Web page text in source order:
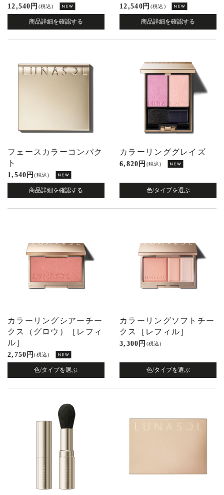
(税込)
12,540 円
商品詳細を確認する
(税込)
12,540 円
商品詳細を確認する
フェースカラーコンパク
ト
(税込)
1,540 円
商品詳細を確認する
カラーリンググレイズ
(税込)
6,820 円
色/タイプを選ぶ
カラーリングシアーチー
クス（グロウ）［レフィ
ル］
(税込)
2,750 円
色/タイプを選ぶ
カラーリングソフトチー
クス［レフィル］
(税込)
3,300 円
色/タイプを選ぶ